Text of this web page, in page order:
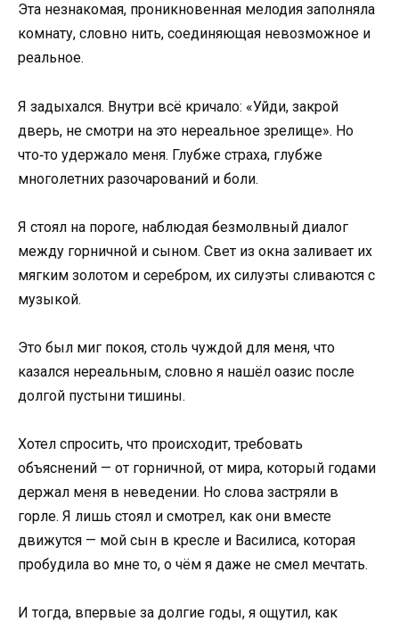
Эта незнакомая, проникновенная мелодия заполняла
комнату, словно нить, соединяющая невозможное и
реальное.
Я задыхался. Внутри всё кричало: «Уйди, закрой
дверь, не смотри на это нереальное зрелище». Но
что‑то удержало меня. Глубже страха, глубже
многолетних разочарований и боли.
Я стоял на пороге, наблюдая безмолвный диалог
между горничной и сыном. Свет из окна заливает их
мягким золотом и серебром, их силуэты сливаются с
музыкой.
Это был миг покоя, столь чуждой для меня, что
казался нереальным, словно я нашёл оазис после
долгой пустыни тишины.
Хотел спросить, что происходит, требовать
объяснений — от горничной, от мира, который годами
держал меня в неведении. Но слова застряли в
горле. Я лишь стоял и смотрел, как они вместе
движутся — мой сын в кресле и Василиса, которая
пробудила во мне то, о чём я даже не смел мечтать.
И тогда, впервые за долгие годы, я ощутил, как